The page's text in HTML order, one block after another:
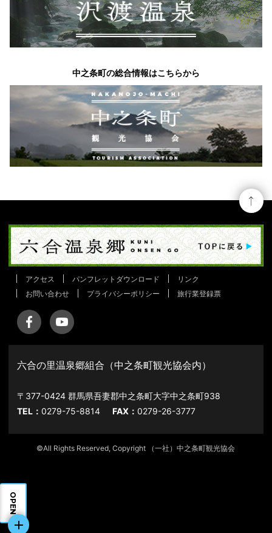
中之条町の総合情報はこちらから
アクセス パンフレットダウンロード
リンク
お問い合わせ
プライバシーポリシー 旅行業登録票
六合の里温泉郷組合（中之条町観光協会内）
〒377-0424 群馬県吾妻郡中之条町大字中之条町938
TEL：0279-75-8814 FAX：0279-26-3777
©All Rights Reserved, Copyright （一社）中之条町観光協会
OPEN